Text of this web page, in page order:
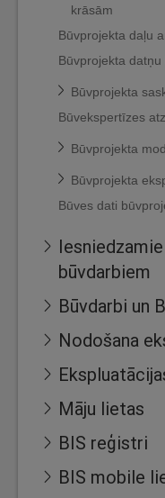
krāsām
Būvprojekta daļu
Būvprojekta
Būvprojekta
Būvekspertīzes
Būvprojekta
Būvprojekta
Būves dati
būvdarbiem
Būvdarbi un
Nodošana
Māju lietas
BIS reģistri
BIS mobile